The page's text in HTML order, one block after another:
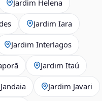
Jardim Helena
Jardim Iara
Jardim Interlagos
Jardim Itaú
Jardim Javari